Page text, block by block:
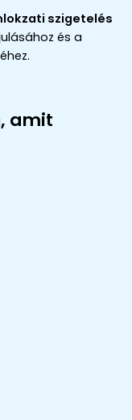
szigetelés
és a
amit